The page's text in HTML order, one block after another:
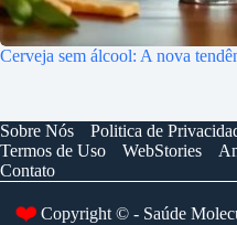
Cerveja sem álcool: A nova
Sobre Nós Politica de
Termos de Uso
WebStories
Contato
❤️ Copyright © - Saúde